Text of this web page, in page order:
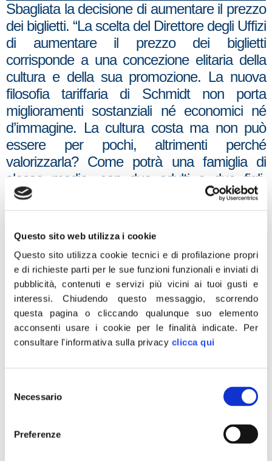
Questo sito web utilizza i cookie
Questo sito utilizza cookie tecnici e di profilazione propri
e di richieste parti per le sue funzioni funzionali e inviati di
pubblicità, contenuti e servizi più vicini ai tuoi gusti e
interessi.Chiudendo questo messaggio, scorrendo
questa pagina o cliccando qualunque suo elemento
acconsenti usare i cookie per le finalità indicate. Per
consultare l'informativa sulla privacy clicca qui
delNecessario
Preferenze
Sbagliata la decisione di aumentare il prezzo
dei biglietti. “La scelta del Direttore degli Uffizi
di aumentare il prezzo dei biglietti
corrisponde a una concezione elitaria della
cultura e della sua promozione. La nuova
filosofia tariffaria di Schmidt non porta
miglioramenti sostanziali né economici né
d’immagine. La cultura costa ma non può
essere per pochi, altrimenti perché
valorizzarla? Come potrà una famiglia di
classe media, con due adulti e due figli,
affrontare la spesa di 20 euro a persona pari
punto sono d’accordo con Sgarbi. Paghino il
biglietto solo i turisti stranieri e gli italiani no.
L’indotto potrebbe valere più della
bigliettazione, come alla National Gallery di
Londra.
Alla base però c’è il fatto che un museo non
è un mausoleo. Le mostre temporanee
hanno un costo ma le collezioni permanenti
tutti, almeno quando si parla della nostra
identità. Ma è l’insieme delle politiche
dovrebbe essere profondamente rivisto. È